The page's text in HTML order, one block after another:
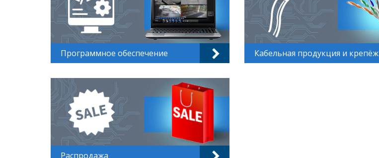
Программное обеспечение Кабельная продукция и крепёж
Распродажа